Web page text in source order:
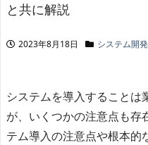
と共に解説
2023年8月18日 システム開発
システムを導入することは
が、いくつかの注意点も存
テム導入の注意点や根本的